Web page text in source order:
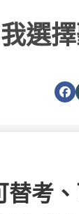
選
替考